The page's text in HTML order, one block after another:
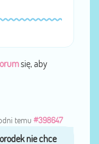
się, aby
temu #398647